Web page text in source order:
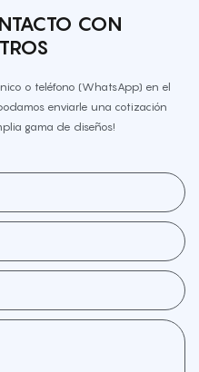
CON
o teléfono (WhatsApp) en el
enviarle una cotización
gama de diseños!